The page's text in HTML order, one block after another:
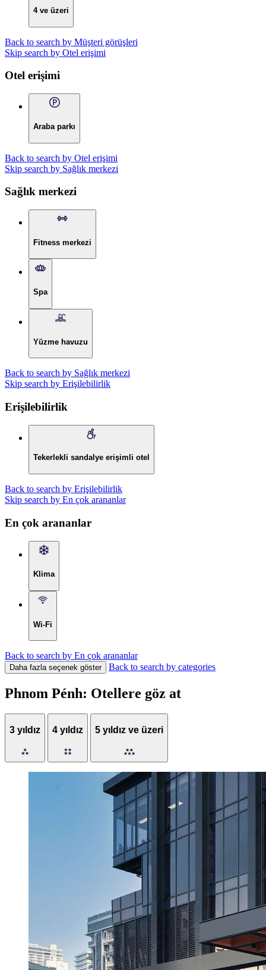
4 ve üzeri
Back to search by Müşteri görüşleri
Skip search by Otel erişimi
Otel erişimi
Araba parkı
Back to search by Otel erişimi
Skip search by Sağlık merkezi
Sağlık merkezi
Fitness merkezi
Spa
Yüzme havuzu
Back to search by Sağlık merkezi
Skip search by Erişilebilirlik
Erişilebilirlik
Tekerlekli sandalye erişimli otel
Back to search by Erişilebilirlik
Skip search by En çok arananlar
En çok arananlar
Klima
Wi-Fi
Back to search by En çok arananlar
Daha fazla seçenek göster Back to search by categories
Phnom Pénh: Otellere göz at
3 yıldız 4 yıldız 5 yıldız ve üzeri